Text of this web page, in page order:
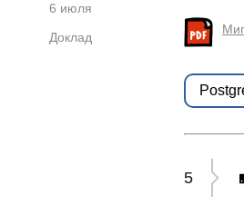
6 июля
Доклад
5